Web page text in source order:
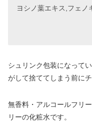
ヨシノ葉エキス,フェノ
シュリンク包装になって
がして捨ててしまう前に
無香料・アルコールフリ
リーの化粧水です。